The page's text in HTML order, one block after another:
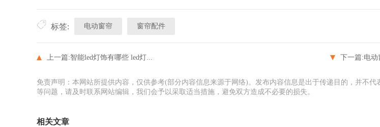
标签: 电动窗帘 窗帘配件
上一篇:智能led灯饰有哪些 led灯... 下一篇:电动
免责声明：本网站所提供内容，仅供参考(部分内容信息来源于网络)。发布内容信息是出于传递目的，并不代
等问题，请及时联系网站编辑，我们会予以采取适当措施，避免双方造成不必要的损失。
相关文章